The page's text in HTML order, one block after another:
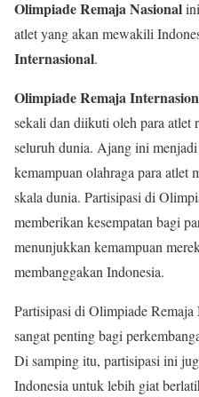
Olimpiade Remaja Nasional
atlet yang akan mewakili
Internasional.
Olimpiade Remaja
sekali dan diikuti oleh para atlet
seluruh dunia. Ajang ini
kemampuan olahraga para atlet
skala dunia. Partisipasi di
memberikan kesempatan bagi
menunjukkan kemampuan
membanggakan Indonesia.
Partisipasi di Olimpiade
sangat penting bagi
Di samping itu, partisipasi ini
Indonesia untuk lebih giat